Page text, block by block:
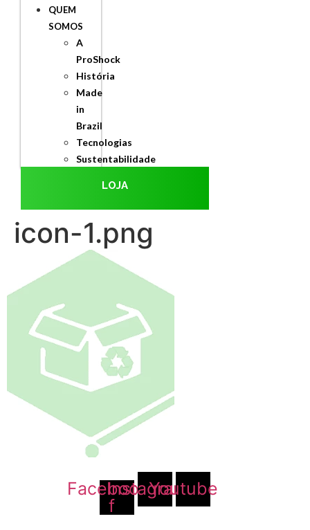
QUEM
SOMOS
A
ProShock
História
Made
in
Brazil
Tecnologias
Sustentabilidade
LOJA
icon-1.png
Facebook-
f
Instagram
Youtube